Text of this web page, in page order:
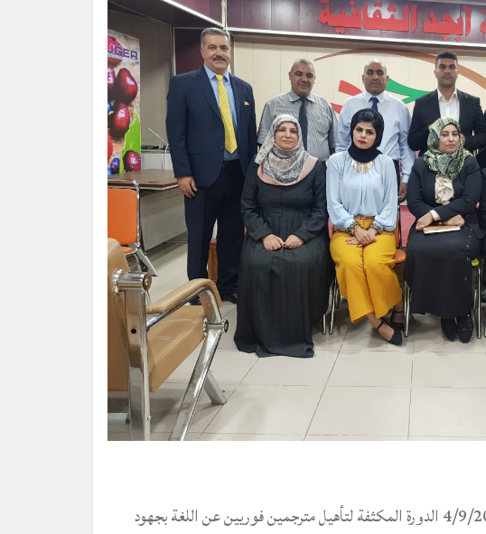
بتوفيق من سبحانه وتعالى انتهت يوم الاربعاء 4/9/2019 الدورة المكثفة لتأهيل مترجمين فوريين عن اللغة بجهود